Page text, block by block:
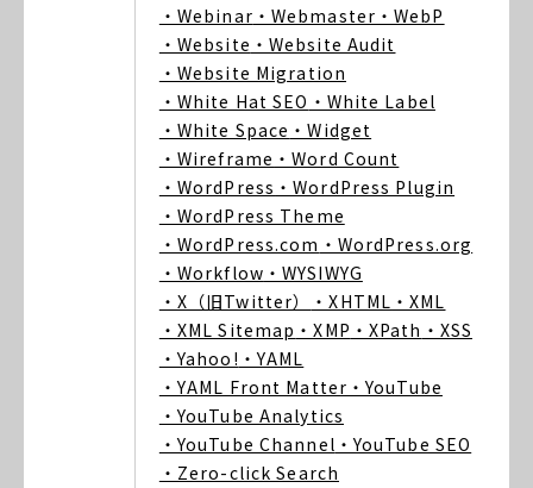
・Webinar ・Webmaster ・WebP
・Website ・Website Audit
・Website Migration
・White Hat SEO ・White Label
・White Space ・Widget
・Wireframe ・Word Count
・WordPress ・WordPress Plugin
・WordPress Theme
・WordPress.com ・WordPress.org
・Workflow ・WYSIWYG
・X（旧Twitter）
・XHTML ・XML
・XML Sitemap ・XMP ・XPath ・XSS
・Yahoo! ・YAML
・YAML Front Matter ・YouTube
・YouTube Analytics
・YouTube Channel ・YouTube SEO
・Zero-click Search